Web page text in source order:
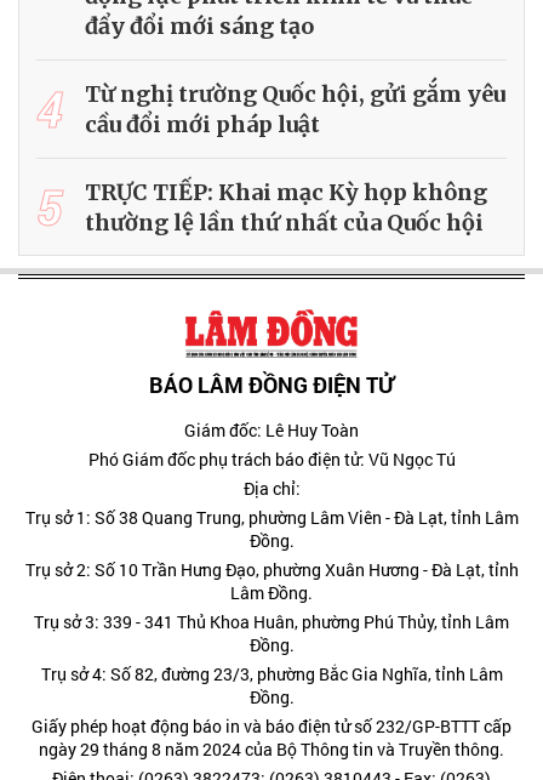
đẩy đổi mới sáng tạo
4
Từ nghị trường Quốc hội, gửi gắm yêu
cầu đổi mới pháp luật
5
TRỰC TIẾP: Khai mạc Kỳ họp không
thường lệ lần thứ nhất của Quốc hội
BÁO LÂM ĐỒNG ĐIỆN TỬ
Giám đốc: Lê Huy Toàn
Phó Giám đốc phụ trách báo điện tử: Vũ Ngọc Tú
Địa chỉ:
Trụ sở 1: Số 38 Quang Trung, phường Lâm Viên - Đà Lạt, tỉnh Lâm
Đồng.
Trụ sở 2: Số 10 Trần Hưng Đạo, phường Xuân Hương - Đà Lạt, tỉnh
Lâm Đồng.
Trụ sở 3: 339 - 341 Thủ Khoa Huân, phường Phú Thủy, tỉnh Lâm
Đồng.
Trụ sở 4: Số 82, đường 23/3, phường Bắc Gia Nghĩa, tỉnh Lâm
Đồng.
Giấy phép hoạt động báo in và báo điện tử số 232/GP-BTTT cấp
ngày 29 tháng 8 năm 2024 của Bộ Thông tin và Truyền thông.